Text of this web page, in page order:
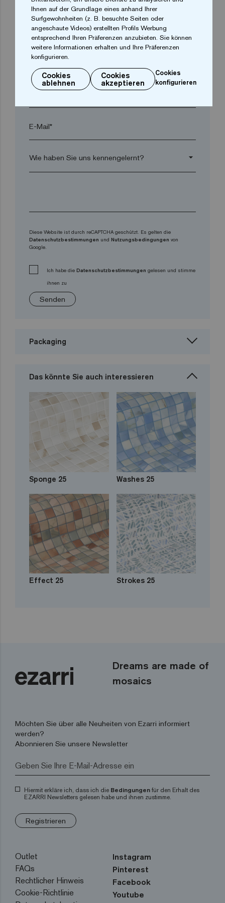
Postleitzahl*
E-Mail*
arrow_drop_down
Diese Website ist durch reCAPTCHA geschützt. Es gelten die
Datenschutzbestimmungen und Nutzungsbedingungen von
Google.
Ich habe die Datenschutzbestimmungen gelesen und stimme
ihnen zu
Senden
Packaging
Das könnte Sie auch interessieren
Sponge 25 Washes 25
Effect 25 Strokes 25
Dreams are made of
mosaics
Möchten Sie über alle Neuheiten von Ezarri informiert
werden?
Abonnieren Sie unsere Newsletter
Hiermit erkläre ich, dass ich die Bedingungen für den Erhalt des
EZARRI Newsletters gelesen habe und ihnen zustimme.
Registrieren
Outlet
FAQs
Rechtlicher Hinweis
Cookie-Richtlinie
Instagram
Pinterest
Facebook
Youtube
Ihnen auf der Grundlage eines anhand Ihrer
Surfgewohnheiten (z. B. besuchte Seiten oder
angeschaute Videos) erstellten Profils Werbung
entsprechend Ihren Präferenzen anzubieten. Sie können
weitere Informationen erhalten und Ihre Präferenzen
konfigurieren.
Cookies
ablehnen
Cookies
akzeptieren
Cookies
konfigurieren